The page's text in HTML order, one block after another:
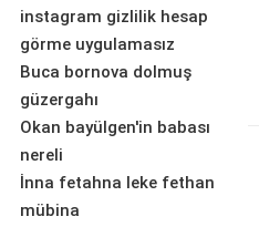
instagram gizlilik hesap
görme uygulamasız
Buca bornova dolmuş
güzergahı
Okan bayülgen'in babası
nereli
İnna fetahna leke fethan
mübina